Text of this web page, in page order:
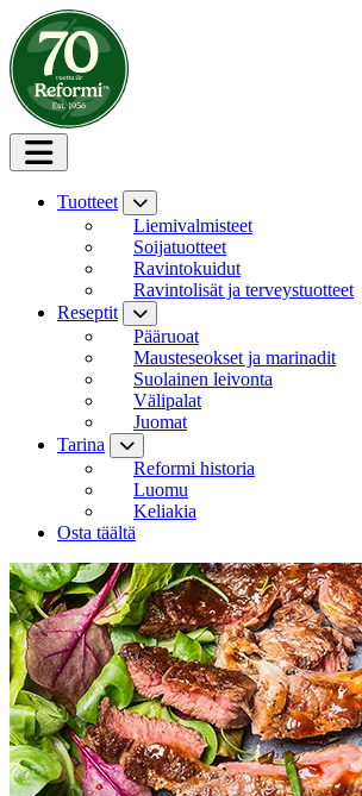
Siirry sisältöön
Tuotteet
Liemivalmisteet
Soijatuotteet
Ravintokuidut
Ravintolisät ja terveystuotteet
Reseptit
Pääruoat
Mausteseokset ja marinadit
Suolainen leivonta
Välipalat
Juomat
Tarina
Reformi historia
Luomu
Keliakia
Osta täältä